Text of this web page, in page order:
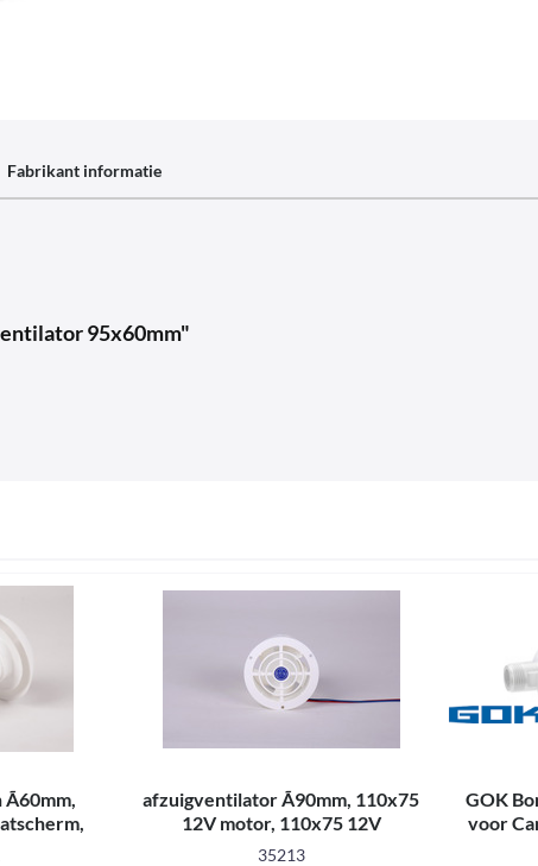
Fabrikant informatie
95x60mm"
afzuigka
afzuigventilator Ã90mm, 110x75
12V motor, 110x75 12V
35213
GOK
voor